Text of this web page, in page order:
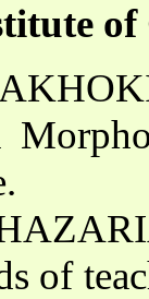
of
of